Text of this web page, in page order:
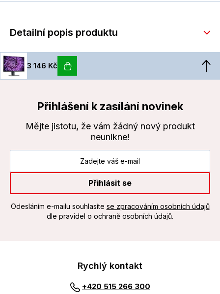
Detailní popis produktu
3 146 Kč
Přihlášení k zasílání novinek
Mějte jistotu, že vám žádný nový produkt
neunikne!
Přihlásit se
Odesláním e-mailu souhlasíte se zpracováním osobních údajů
dle pravidel o ochraně osobních údajů.
Rychlý kontakt
+420 515 266 300